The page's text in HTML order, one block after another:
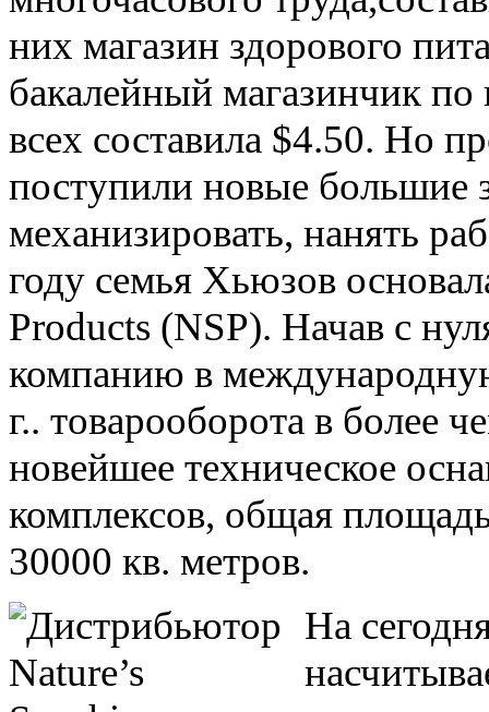
них магазин здорового
бакалейный магазинчик
всех составила $4.50. Но
поступили новые большие
механизировать, нанять
году семья Хьюзов
Products (NSP). Начав с
компанию в
г.. товарооборота в
новейшее техническое
комплексов, общая
30000 кв. метров.
На